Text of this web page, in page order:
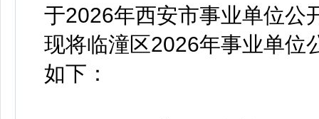
于2026年西安市事业单位公
现将临潼区2026年事业单位
如下：